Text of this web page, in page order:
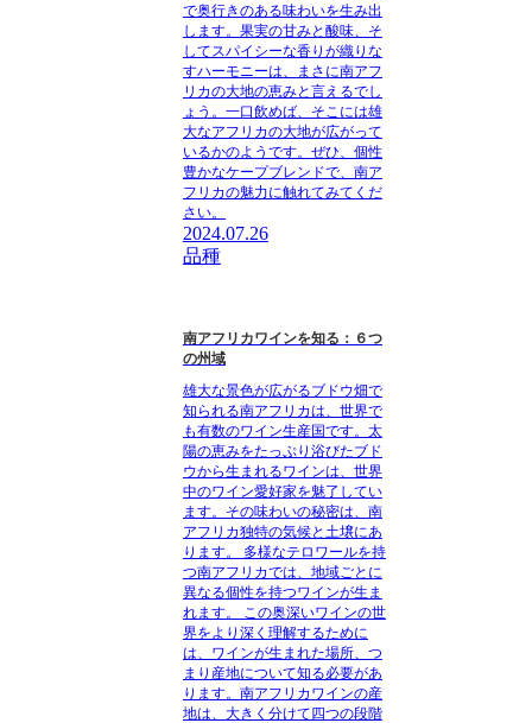
で奥行きのある味わいを生み出
します。果実の甘みと酸味、そ
してスパイシーな香りが織りな
すハーモニーは、まさに南アフ
リカの大地の恵みと言えるでし
ょう。一口飲めば、そこには雄
大なアフリカの大地が広がって
いるかのようです。ぜひ、個性
豊かなケープブレンドで、南ア
フリカの魅力に触れてみてくだ
さい。
2024.07.26
品種
南アフリカワインを知る：６つ
の州域
雄大な景色が広がるブドウ畑で
知られる南アフリカは、世界で
も有数のワイン生産国です。太
陽の恵みをたっぷり浴びたブド
ウから生まれるワインは、世界
中のワイン愛好家を魅了してい
ます。その味わいの秘密は、南
アフリカ独特の気候と土壌にあ
ります。 多様なテロワールを持
つ南アフリカでは、地域ごとに
異なる個性を持つワインが生ま
れます。 この奥深いワインの世
界をより深く理解するために
は、ワインが生まれた場所、つ
まり産地について知る必要があ
ります。南アフリカワインの産
地は、大きく分けて四つの段階